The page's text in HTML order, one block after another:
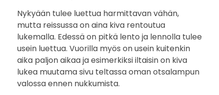
Nykyään tulee luettua harmittavan vähän,
mutta reissussa on aina kiva rentoutua
lukemalla. Edessä on pitkä lento ja lennolla tulee
usein luettua. Vuorilla myös on usein kuitenkin
aika paljon aikaa ja esimerkiksi iltaisin on kiva
lukea muutama sivu teltassa oman otsalampun
valossa ennen nukkumista.